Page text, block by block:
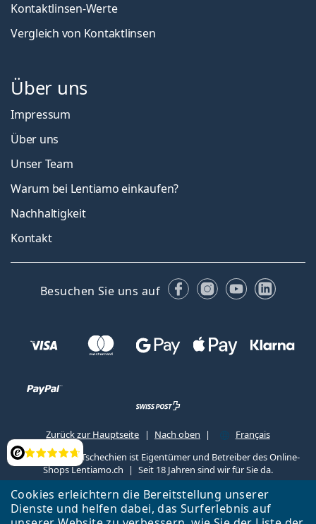
Cookies erleichtern die Bereitstellung unserer
Dienste und helfen dabei, das Surferlebnis auf
Bewertung
Kontaktlinsen-Werte
Vergleich von Kontaktlinsen
Über uns
Impressum
Über uns
Unser Team
Warum bei Lentiamo einkaufen?
Nachhaltigkeit
Kontakt
Besuchen Sie uns auf FacebookInstagram
YouTube
Zurück zur Hauptseite Nach oben
Français
Lentiamo s.r.o., Tschechien ist Eigentümer und Betreiber des Online-
Shops Lentiamo.ch
Seit 18 Jahren sind wir für Sie da.